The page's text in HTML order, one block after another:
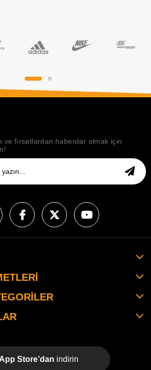
ve fırsatlardan haberdar olmak için
App Store’dan indirin